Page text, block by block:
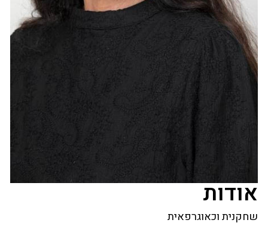
אודות
שחקנית וכאוגרפאית